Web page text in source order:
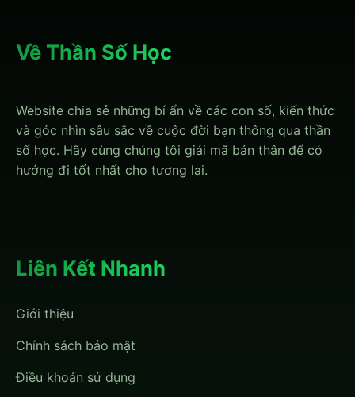
Về Thần Số Học
Website chia sẻ những bí ẩn về các con số, kiến thức
và góc nhìn sâu sắc về cuộc đời bạn thông qua thần
số học. Hãy cùng chúng tôi giải mã bản thân để có
hướng đi tốt nhất cho tương lai.
Liên Kết Nhanh
Giới thiệu
Chính sách bảo mật
Điều khoản sử dụng